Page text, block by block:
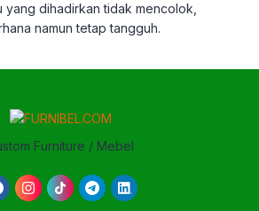
yang dihadirkan tidak mencolok,
namun tetap tangguh.
Furniture / Mebel